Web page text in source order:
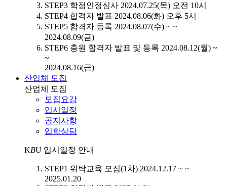
STEP3 학점인정심사 2024.07.25(목) 오전 10시
STEP4 합격자 발표 2024.08.06(화) 오후 5시
STEP5 합격자 등록 2024.08.07(수) ~ ~
2024.08.09(금)
STEP6 충원 합격자 발표 및 등록 2024.08.12(월) ~
~
2024.08.16(금)
산업체 모집
산업체 모집
모집요강
입시일정
공지사항
입학상담
KBU 입시일정 안내
STEP1 위탁교육 모집(1차) 2024.12.17 ~ ~
2025.01.20